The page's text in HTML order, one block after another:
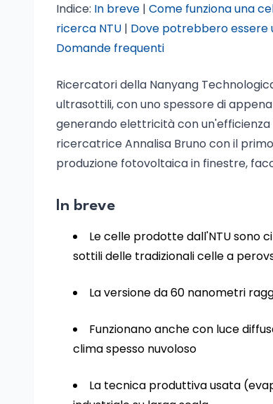
Indice: In breve | Come funziona una
ricerca NTU | Dove potrebbero essere
Domande frequenti
Ricercatori della Nanyang
ultrasottili, con uno spessore di
generando elettricità con un'efficienza
ricercatrice Annalisa Bruno con il
produzione fotovoltaica in finestre,
In breve
Le celle prodotte dall'NTU sono
sottili delle tradizionali celle a
La versione da 60 nanometri
Funzionano anche con luce
clima spesso nuvoloso
La tecnica produttiva usata